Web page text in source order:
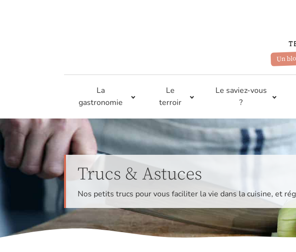
Un
La
gastronomie
Le
terroir
Le saviez-vous
?
Trucs & Astuces
Nos petits trucs pour vous faciliter la vie dans la cuisine, et